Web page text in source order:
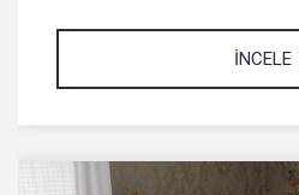
İNCELE